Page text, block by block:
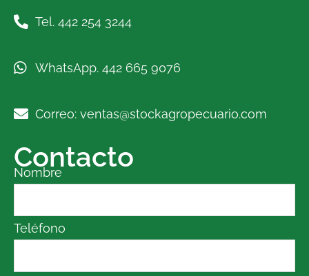
Tel. 442 254 3244
WhatsApp. 442 665 9076
Correo: ventas@stockagropecuario.com
Contacto
Nombre
Teléfono